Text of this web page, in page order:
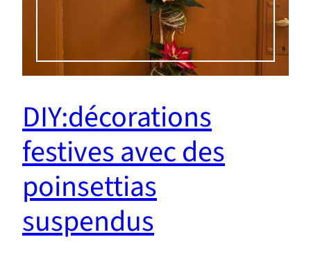
DIY:décorations
festives avec des
poinsettias
suspendus